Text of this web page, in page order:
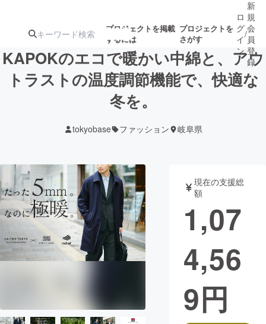
プロジェクトを掲載
するには
プロジェクトを
さがす
注目の新着プロ
テクノロジー・ガジェット
映像・映画 書籍・雑誌
ビジネス・起業 チャレンジ
ロ
グ
イ
ン
/
新
規
会
員
登
録
KAPOKのエコで暖かい中綿と、アウ
トラストの温度調節機能で、快適な
冬を。
tokyobase ファッション 岐阜県
現在の支援総
額
1,07
4,56
9円